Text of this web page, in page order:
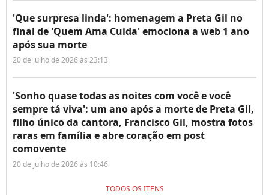
'Que surpresa linda': homenagem a Preta Gil no
final de 'Quem Ama Cuida' emociona a web 1 ano
após sua morte
20 de julho de 2026 às 23:13
'Sonho quase todas as noites com você e você
sempre tá viva': um ano após a morte de Preta Gil,
filho único da cantora, Francisco Gil, mostra fotos
raras em família e abre coração em post
comovente
20 de julho de 2026 às 10:46
TODOS OS ITENS